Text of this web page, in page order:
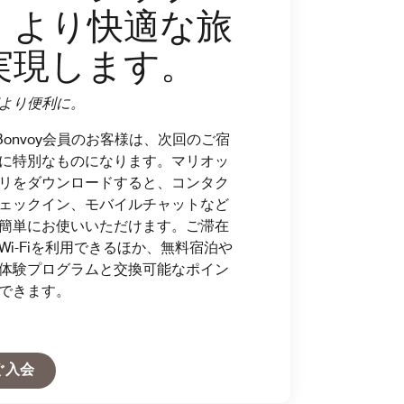
より快適な旅
します。
り便利に。
会員のお客様は、次回のご宿
特別なものになります。マリオッ
をダウンロードすると、コンタク
ックイン、モバイルチャットなど
単にお使いいただけます。ご滞在
Fiを利用できるほか、無料宿泊や
験プログラムと交換可能なポイン
きます。
入会Open in New Tab